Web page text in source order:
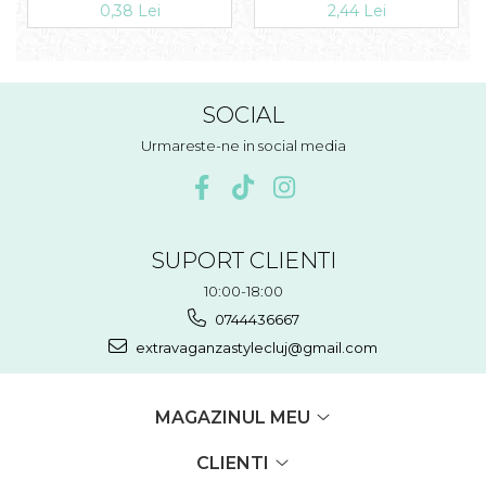
0,38 Lei
2,44 Lei
SOCIAL
Urmareste-ne in social media
SUPORT CLIENTI
10:00-18:00
0744436667
extravaganzastylecluj@gmail.com
MAGAZINUL MEU
CLIENTI